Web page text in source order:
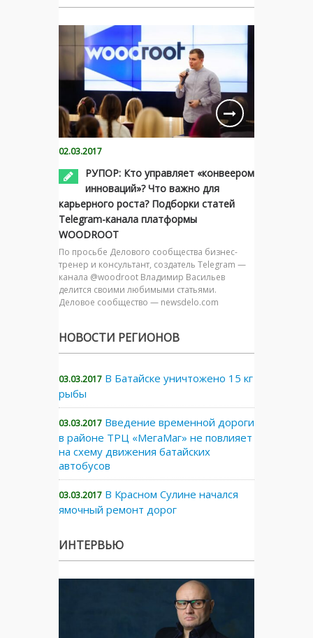
02.03.2017
РУПОР: Кто управляет «конвеером
инноваций»? Что важно для
карьерного роста? Подборки статей
Telegram-канала платформы
WOODROOT
По просьбе Делового сообщества бизнес-
тренер и консультант, создатель Telegram —
канала @woodroot Владимир Васильев
делится своими любимыми статьями.
Деловое сообщество — newsdelo.com
НОВОСТИ РЕГИОНОВ
03.03.2017 В Батайске уничтожено 15 кг
рыбы
03.03.2017 Введение временной дороги
в районе ТРЦ «МегаМаг» не повлияет
на схему движения батайских
автобусов
03.03.2017 В Красном Сулине начался
ямочный ремонт дорог
ИНТЕРВЬЮ